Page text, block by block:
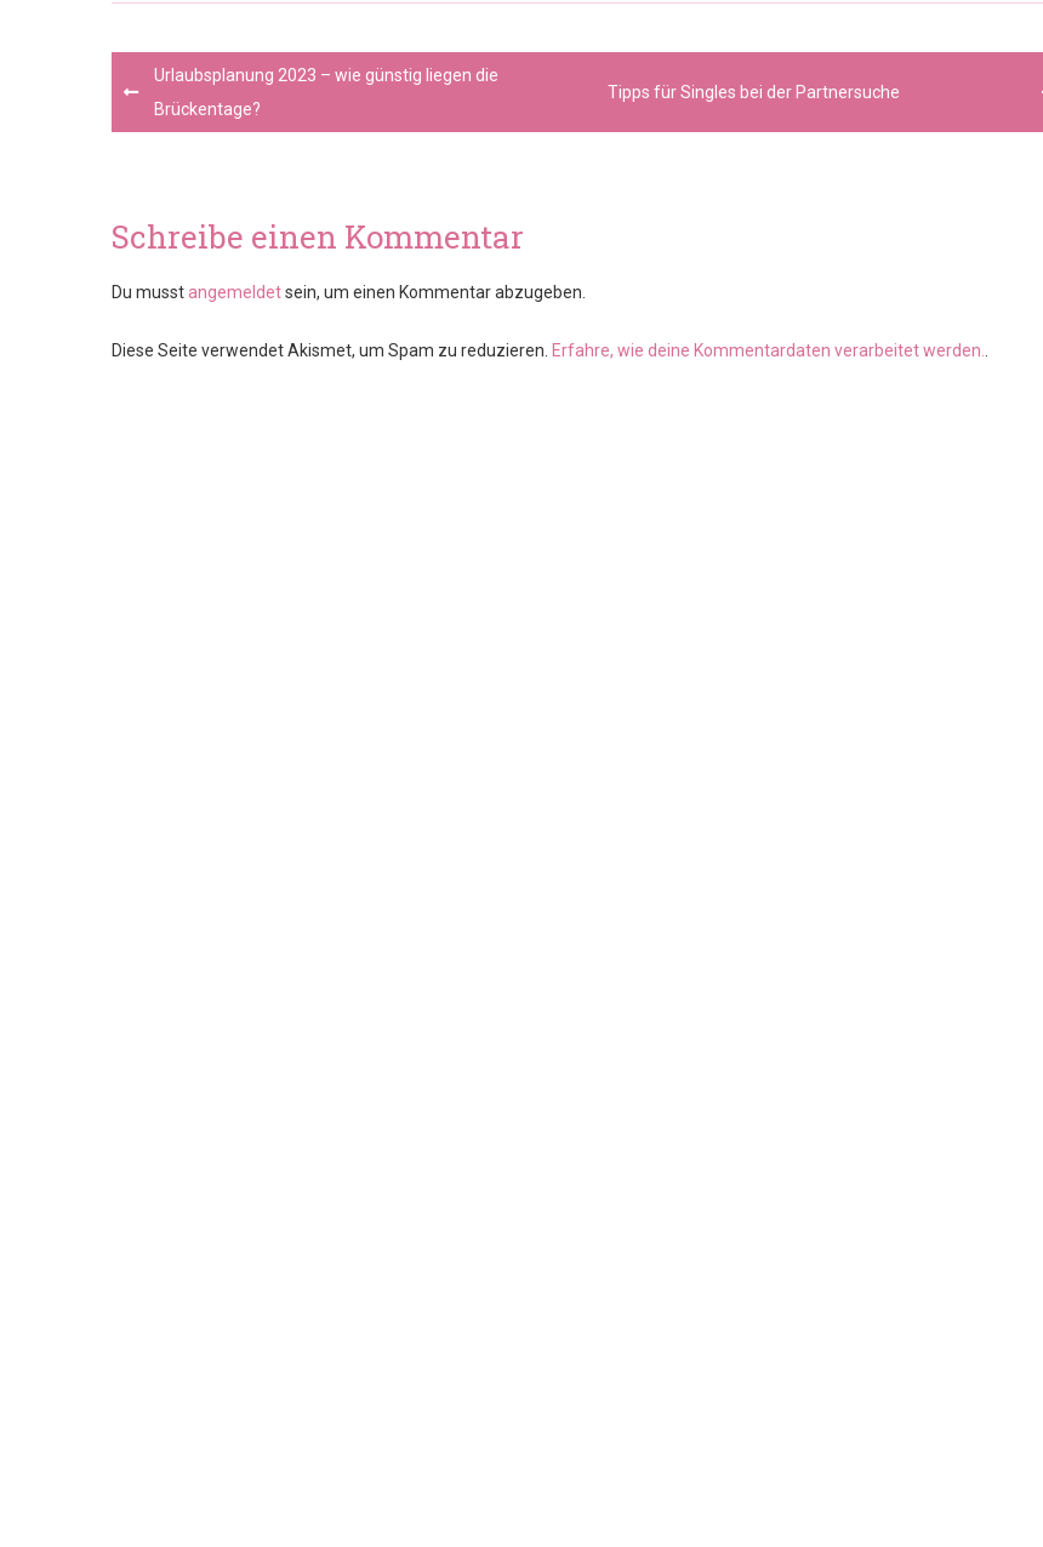
Post
navigation
Urlaubsplanung 2023 – wie günstig liegen die
Brückentage?
Tipps für Singles bei der Partnersuche
Schreibe einen Kommentar
Du musst angemeldetsein, um einen Kommentar abzugeben.
Diese Seite verwendet Akismet, um Spam zu reduzieren. Erfahre, wie deine Kommentardaten verarbeitet werden.